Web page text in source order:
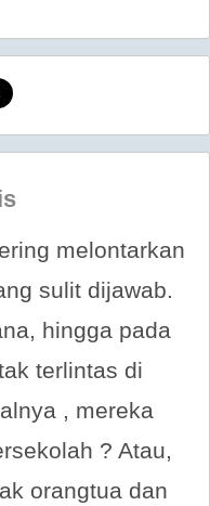
melontarkan
sulit dijawab.
hingga pada
terlintas di
, mereka
? Atau,
orangtua dan